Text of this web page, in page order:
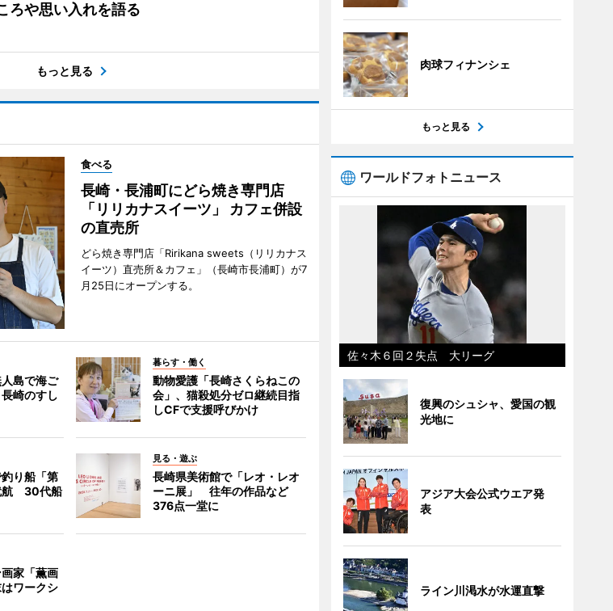
ろや思い入れを語る
もっと見る
食べる
長崎・長浦町にどら焼き専門店
「リリカナスイーツ」 カフェ併設
の直売所
どら焼き専門店「Ririkana sweets（リリカナス
イーツ）直売所＆カフェ」（長崎市長浦町）が7
月25日にオープンする。
島で海ご
崎のすし
暮らす・働く
動物愛護「長崎さくらねこの
会」、猫殺処分ゼロ継続目指
しCFで支援呼びかけ
り船「第
航 30代船
見る・遊ぶ
長崎県美術館で「レオ・レオ
ーニ展」 往年の作品など
376点一堂に
家「薫画
ワークシ
肉球フィナンシェ
もっと見る
ワールドフォトニュース
佐々木６回２失点 大リーグ
復興のシュシャ、愛国の観
光地に
アジア大会公式ウエア発
表
ライン川渇水が水運直撃